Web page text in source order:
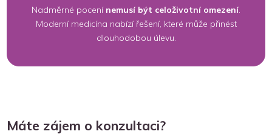
Nadměrné pocení nemusí být celoživotní omezení.
Moderní medicína nabízí řešení, které může přinést
dlouhodobou úlevu.
Máte zájem o konzultaci?